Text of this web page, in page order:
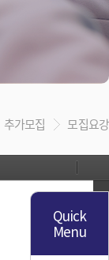
추가모집 모집요강
Quick
Menu